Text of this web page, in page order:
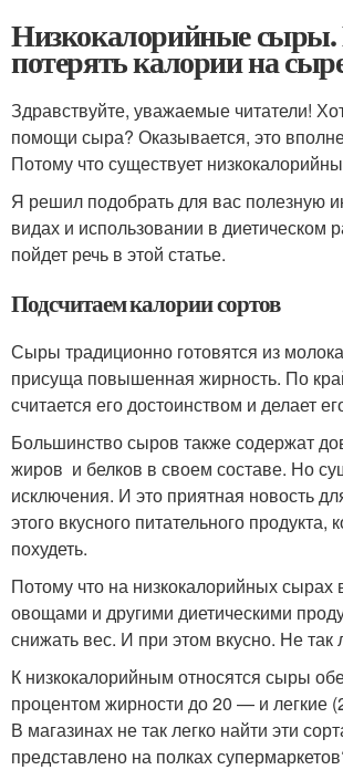
Низкокалорийные
потерять калории на
Здравствуйте, уважаемые читатели!
помощи сыра? Оказывается, это
Потому что существует
Я решил подобрать для вас полезную
видах и использовании в диетическом
пойдет речь в этой статье.
Подсчитаем калории сортов
Сыры традиционно готовятся из
присуща повышенная жирность. По
считается его достоинством и делает
Большинство сыров также содержат
жиров и белков в своем составе. Но
исключения. И это приятная новость
этого вкусного питательного продукта,
похудеть.
Потому что на низкокалорийных сырах
овощами и другими диетическими
снижать вес. И при этом вкусно. Не так
К низкокалорийным относятся сыры
процентом жирности до 20 — и легкие
В магазинах не так легко найти эти
представлено на полках